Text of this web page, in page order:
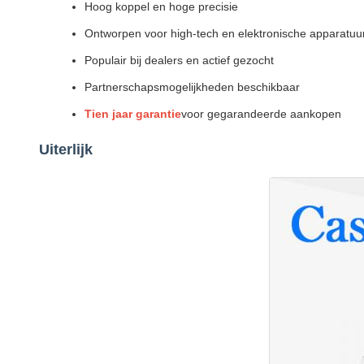
Hoog koppel en hoge precisie
Ontworpen voor high-tech en elektronische
Populair bij dealers en actief gezocht
Partnerschapsmogelijkheden beschikbaar
Tien jaar garantievoor gegarandeerde aankopen
Uiterlijk